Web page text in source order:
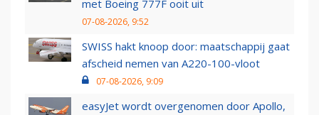
met Boeing 777F ooit uit
07-08-2026, 9:52
SWISS hakt knoop door: maatschappij gaat
afscheid nemen van A220-100-vloot
07-08-2026, 9:09
easyJet wordt overgenomen door Apollo,